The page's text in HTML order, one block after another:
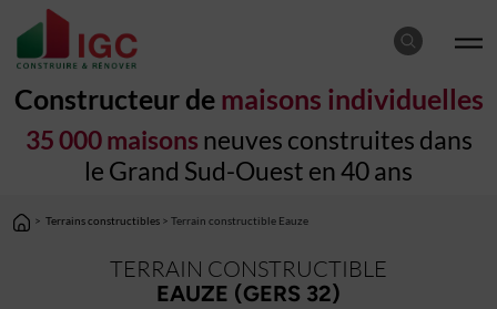
Constructeur de maisons individuelles
35 000 maisons neuves construites dans
le Grand Sud-Ouest en 40 ans
> Terrains constructibles > Terrain constructible Eauze
TERRAIN CONSTRUCTIBLE
EAUZE (GERS 32)